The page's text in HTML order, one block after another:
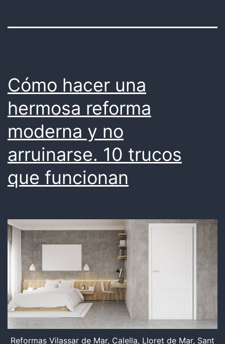
Cómo hacer una
hermosa reforma
moderna y no
arruinarse. 10 trucos
que funcionan
Reformas Vilassar de Mar, Calella, Lloret de Mar, Sant